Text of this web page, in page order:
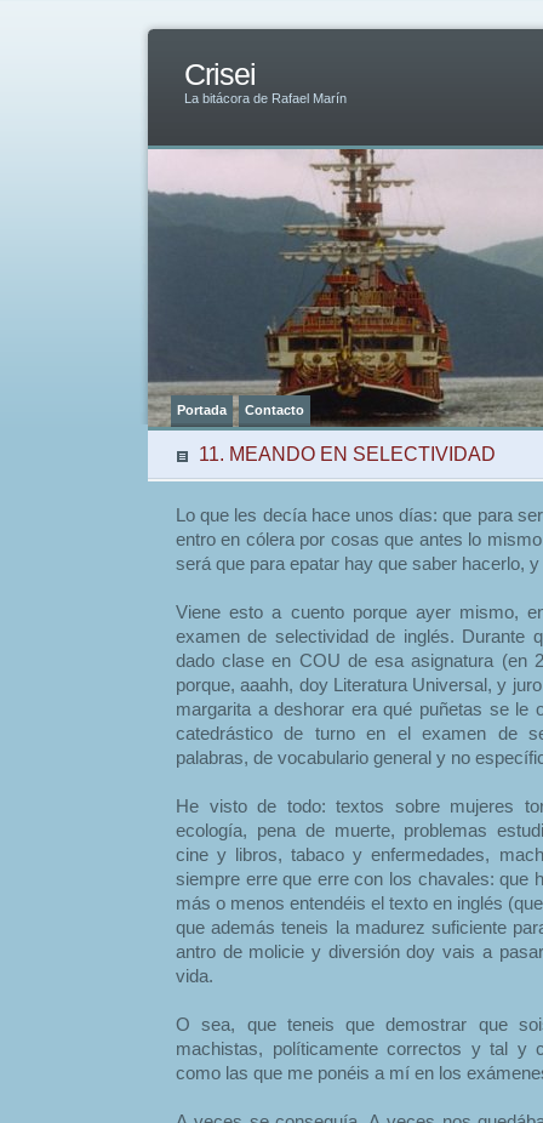
Crisei
La bitácora de Rafael Marín
Portada Contacto
11. MEANDO EN SELECTIVIDAD
Lo que les decía hace unos días: que para
entro en cólera por cosas que antes lo
será que para epatar hay que saber hacerlo,
Viene esto a cuento porque ayer mismo,
examen de selectividad de inglés. Durante
dado clase en COU de esa asignatura (en
porque, aaahh, doy Literatura Universal, y
margarita a deshorar era qué puñetas se le
catedrástico de turno en el examen de
palabras, de vocabulario general y no
He visto de todo: textos sobre mujeres
ecología, pena de muerte, problemas
cine y libros, tabaco y enfermedades,
siempre erre que erre con los chavales: que
más o menos entendéis el texto en inglés
que además teneis la madurez suficiente
antro de molicie y diversión doy vais a
vida.
O sea, que teneis que demostrar que
machistas, políticamente correctos y tal y
como las que me ponéis a mí en los